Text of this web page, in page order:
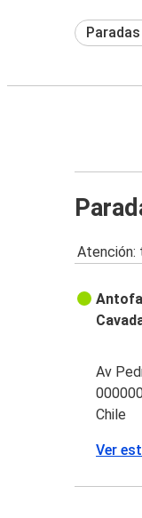
Atención:
Av
Chile
Ver